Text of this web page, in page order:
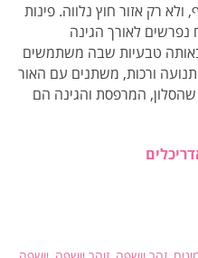
רק אזור חוץ נלווה. פינות
נפרשים לאורך הגינה
טבעיות שבה משתמשים
ורכות, משתנים עם האור
המרפסת והגינה הם